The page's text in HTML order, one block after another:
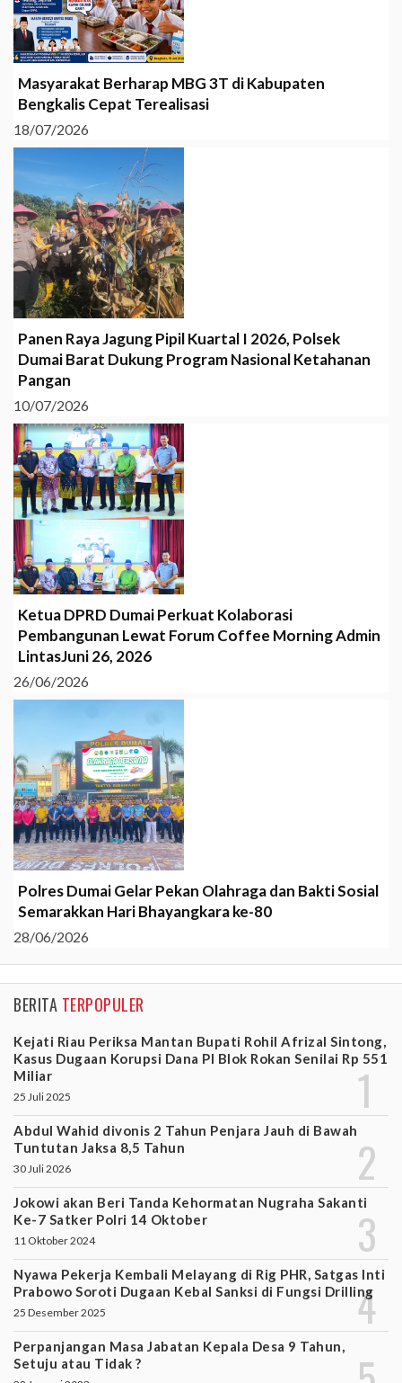
Masyarakat Berharap MBG 3T di Kabupaten
Bengkalis Cepat Terealisasi
18/07/2026
Panen Raya Jagung Pipil Kuartal I 2026, Polsek
Dumai Barat Dukung Program Nasional Ketahanan
Pangan
10/07/2026
Ketua DPRD Dumai Perkuat Kolaborasi
Pembangunan Lewat Forum Coffee Morning Admin
LintasJuni 26, 2026
26/06/2026
Polres Dumai Gelar Pekan Olahraga dan Bakti Sosial
Semarakkan Hari Bhayangkara ke-80
28/06/2026
BERITA TERPOPULER
Kejati Riau Periksa Mantan Bupati Rohil Afrizal Sintong,
Kasus Dugaan Korupsi Dana PI Blok Rokan Senilai Rp 551
Miliar
25 Juli 2025
Abdul Wahid divonis 2 Tahun Penjara Jauh di Bawah
Tuntutan Jaksa 8,5 Tahun
30 Juli 2026
Jokowi akan Beri Tanda Kehormatan Nugraha Sakanti
Ke-7 Satker Polri 14 Oktober
11 Oktober 2024
Nyawa Pekerja Kembali Melayang di Rig PHR, Satgas Inti
Prabowo Soroti Dugaan Kebal Sanksi di Fungsi Drilling
25 Desember 2025
Perpanjangan Masa Jabatan Kepala Desa 9 Tahun,
Setuju atau Tidak ?